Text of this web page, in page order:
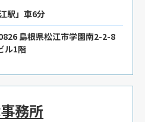
駅」車6分
島根県松江市学園南2-2-8
ル1階
務所